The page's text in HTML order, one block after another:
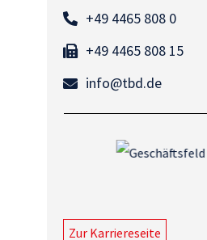
+49 4465 808 0
+49 4465 808 15
info@tbd.de
Zur Karriereseite